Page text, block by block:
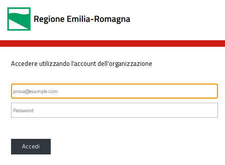
Accedere utilizzando l'account dell'organizzazione
Accedi